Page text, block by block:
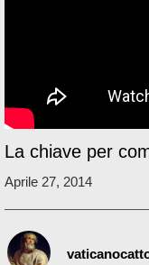
La chiave per
Aprile 27, 2014